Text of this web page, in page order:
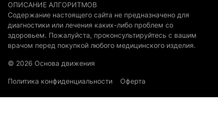
ОПИСАНИЕ АЛГОРИТМОВ
Содержание настоящего сайта не предназначено для
диагностики или лечения каких-либо проблем со
здоровьем. Пожалуйста, проконсультируйтесь с вашим
врачом перед покупкой любого медицинского изделия.
© 2026 Основа движения
Политика конфиденциальности Оферта